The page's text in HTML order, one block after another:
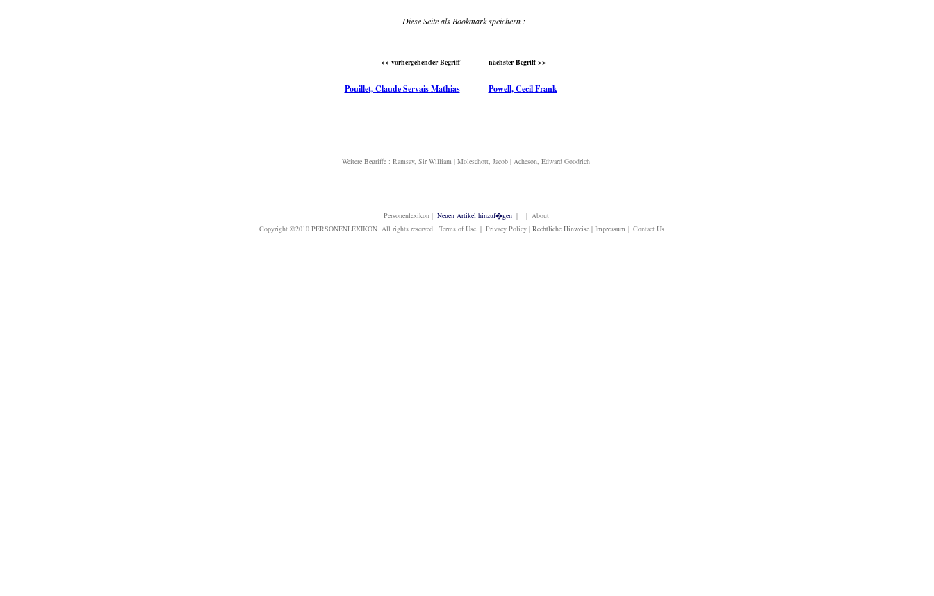
Diese Seite als Bookmark speichern :
<< vorhergehender Begriff nächster Begriff >>
Pouillet, Claude Servais Mathias Powell, Cecil Frank
Weitere Begriffe : Ramsay, Sir William | Moleschott, Jacob | Acheson, Edward Goodrich
Personenlexikon| Neuen Artikel hinzuf�gen | | About
Copyright ©2010 PERSONENLEXIKON. All rights reserved. Terms of Use | Privacy Policy | Rechtliche Hinweise | Impressum | Contact Us